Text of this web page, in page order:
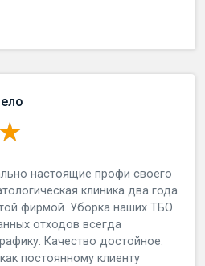
настоящие профи своего
клиника два года
фирмой. Уборка наших ТБО
отходов всегда
Качество достойное.
постоянному клиенту